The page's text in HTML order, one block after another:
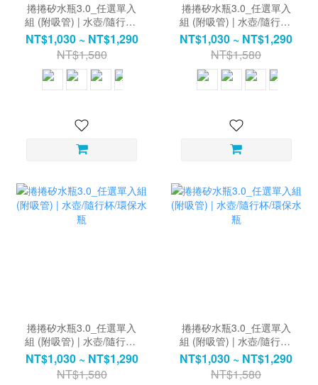
捲捲矽水瓶3.0_任選單入
組 (附吸管) | 水壺/隨行杯/
環保水瓶
NT$1,030 ~ NT$1,290
NT$1,580
捲捲矽水瓶3.0_任選單入
組 (附吸管) | 水壺/隨行杯/
環保水瓶
NT$1,030 ~ NT$1,290
NT$1,580
捲捲矽水瓶3.0_任選單入
組 (附吸管) | 水壺/隨行杯/
環保水瓶
NT$1,030 ~ NT$1,290
NT$1,580
捲捲矽水瓶3.0_任選單入
組 (附吸管) | 水壺/隨行杯/
環保水瓶
NT$1,030 ~ NT$1,290
NT$1,580